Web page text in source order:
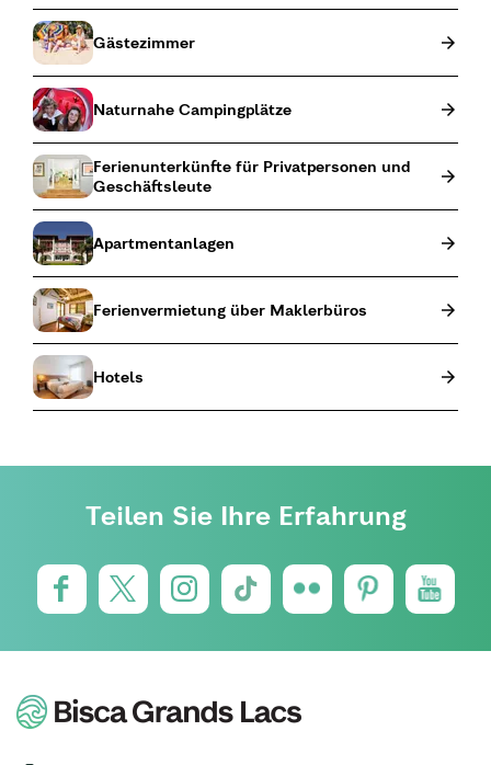
Gästezimmer
Naturnahe Campingplätze
Ferienunterkünfte für Privatpersonen und
Geschäftsleute
Apartmentanlagen
Ferienvermietung über Maklerbüros
Hotels
Teilen Sie Ihre Erfahrung